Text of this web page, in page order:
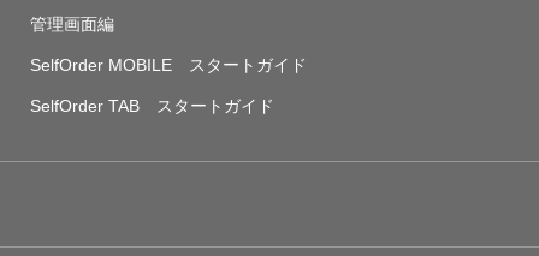
管理画面編
SelfOrder MOBILE スタートガイド
SelfOrder TAB スタートガイド